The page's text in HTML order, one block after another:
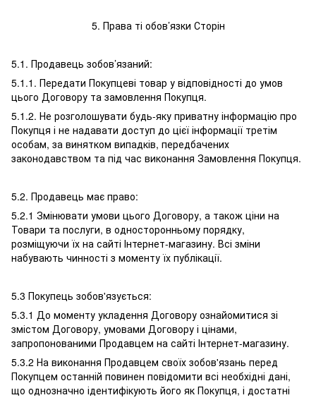
5. Права ті обов’язки Сторін
5.1. Продавець зобов’язаний:
5.1.1. Передати Покупцеві товар у відповідності до умов
цього Договору та замовлення Покупця.
5.1.2. Не розголошувати будь-яку приватну інформацію про
Покупця і не надавати доступ до цієї інформації третім
особам, за винятком випадків, передбачених
законодавством та під час виконання Замовлення Покупця.
5.2. Продавець має право:
5.2.1 Змінювати умови цього Договору, а також ціни на
Товари та послуги, в односторонньому порядку,
розміщуючи їх на сайті Інтернет-магазину. Всі зміни
набувають чинності з моменту їх публікації.
5.3 Покупець зобов'язується:
5.3.1 До моменту укладення Договору ознайомитися зі
змістом Договору, умовами Договору і цінами,
запропонованими Продавцем на сайті Інтернет-магазину.
5.3.2 На виконання Продавцем своїх зобов'язань перед
Покупцем останній повинен повідомити всі необхідні дані,
що однозначно ідентифікують його як Покупця, і достатні